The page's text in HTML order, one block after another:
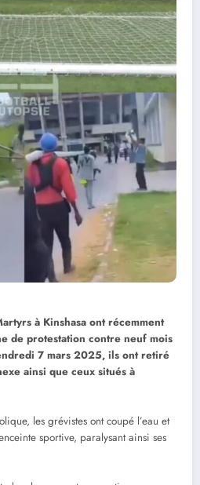
à Kinshasa ont récemment
de protestation contre neuf mois
7 mars 2025, ils ont retiré
ainsi que ceux situés à
les grévistes ont coupé l’eau et
sportive, paralysant ainsi ses